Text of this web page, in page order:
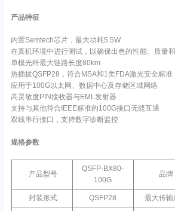
产品特征
内置Semtech芯片，最大功耗5.5W
在真机环境中进行测试，以确保出色的性能、质量
单模光纤最大链路长度80km
热插拔QSFP28，符合MSA和1类FDA激光安全标准
应用于100G以太网、数据中心及存储区域网络
高灵敏度PIN接收器与EML发射器
支持与其他符合IEEE标准的100G接口无缝互通
双线串行接口，支持数字诊断监控
规格参数
产品型号
QSFP-BX80-
100G
品牌
封装形式 QSFP28 最大传输